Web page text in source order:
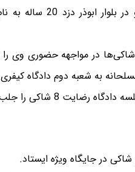
به این ترتیب، مأموران به
و شاکی‌ها در مواجهه حضوری
به شعبه دوم دادگاه
8 شاکی را جلب کند.
در جایگاه ویژه ایستاد.